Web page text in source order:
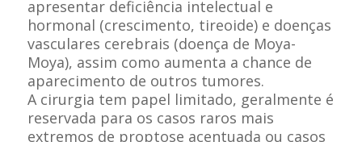
apresentar deficiência intelectual e
hormonal (crescimento, tireoide) e doenças
vasculares cerebrais (doença de Moya-
Moya), assim como aumenta a chance de
aparecimento de outros tumores.
A cirurgia tem papel limitado, geralmente é
reservada para os casos raros mais
extremos de proptose acentuada ou casos